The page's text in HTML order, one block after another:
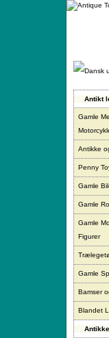
Gå
Antikt
Gamle
Antikke
Penny
Gamle
Gamle
Gamle
Figurer
Gamle
Bamser
Blandet